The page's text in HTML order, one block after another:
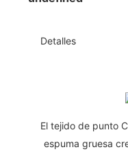
Detalles
El tejido de punto
espuma gruesa